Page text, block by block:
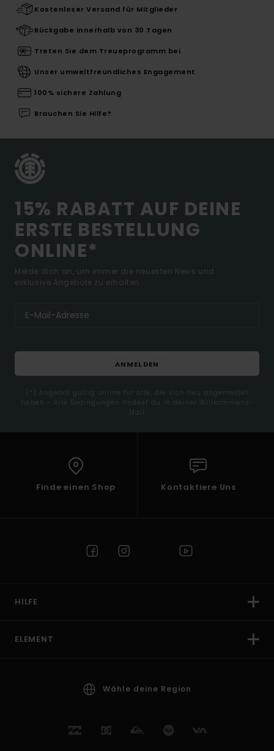
Kostenloser Versand für Mitglieder
Rückgabe innerhalb von 30 Tagen
Treten Sie dem Treueprogramm bei
Unser umweltfreundliches Engagement
100% sichere Zahlung
Brauchen Sie Hilfe?
15% RABATT AUF DEINE
ERSTE BESTELLUNG
ONLINE*
Melde dich an, um immer die neuesten News und
exklusive Angebote zu erhalten.
ANMELDEN
(*) Angebot gültig online für alle, die sich neu angemeldet
haben - Alle Bedingungen findest du in deiner Willkommens-
Mail
Finde einen Shop Kontaktiere Uns
HILFE
ELEMENT
Wähle deine Region